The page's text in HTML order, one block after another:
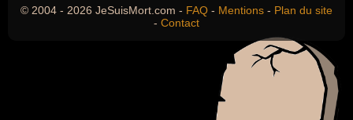
© 2004 - 2026 JeSuisMort.com - FAQ - Mentions - Plan du site
- Contact